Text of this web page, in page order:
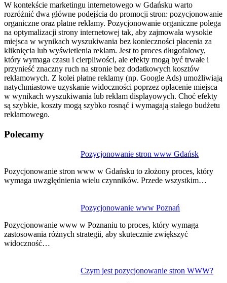
W kontekście marketingu internetowego w Gdańsku warto
rozróżnić dwa główne podejścia do promocji stron: pozycjonowanie
organiczne oraz płatne reklamy. Pozycjonowanie organiczne polega
na optymalizacji strony internetowej tak, aby zajmowała wysokie
miejsca w wynikach wyszukiwania bez konieczności płacenia za
kliknięcia lub wyświetlenia reklam. Jest to proces długofalowy,
który wymaga czasu i cierpliwości, ale efekty mogą być trwałe i
przynieść znaczny ruch na stronie bez dodatkowych kosztów
reklamowych. Z kolei płatne reklamy (np. Google Ads) umożliwiają
natychmiastowe uzyskanie widoczności poprzez opłacenie miejsca
w wynikach wyszukiwania lub reklam displayowych. Choć efekty
są szybkie, koszty mogą szybko rosnąć i wymagają stałego budżetu
reklamowego.
Polecamy
Pozycjonowanie stron www Gdańsk
Pozycjonowanie stron www w Gdańsku to złożony proces, który
wymaga uwzględnienia wielu czynników. Przede wszystkim…
Pozycjonowanie www Poznań
Pozycjonowanie www w Poznaniu to proces, który wymaga
zastosowania różnych strategii, aby skutecznie zwiększyć
widoczność…
Czym jest pozycjonowanie stron WWW?
wpisu